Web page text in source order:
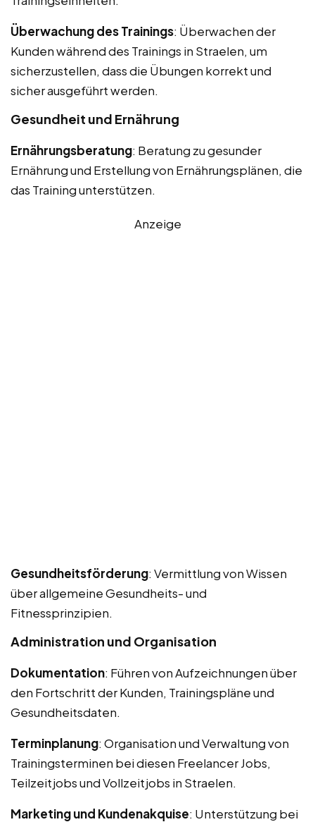
Überwachung des Trainings: Überwachen der
Kunden während des Trainings in Straelen, um
sicherzustellen, dass die Übungen korrekt und
sicher ausgeführt werden.
Gesundheit und Ernährung
Ernährungsberatung: Beratung zu gesunder
Ernährung und Erstellung von Ernährungsplänen, die
das Training unterstützen.
Anzeige
Gesundheitsförderung: Vermittlung von Wissen
über allgemeine Gesundheits- und
Fitnessprinzipien.
Administration und Organisation
Dokumentation: Führen von Aufzeichnungen über
den Fortschritt der Kunden, Trainingspläne und
Gesundheitsdaten.
Terminplanung: Organisation und Verwaltung von
Trainingsterminen bei diesen Freelancer Jobs,
Teilzeitjobs und Vollzeitjobs in Straelen.
Marketing und Kundenakquise: Unterstützung bei